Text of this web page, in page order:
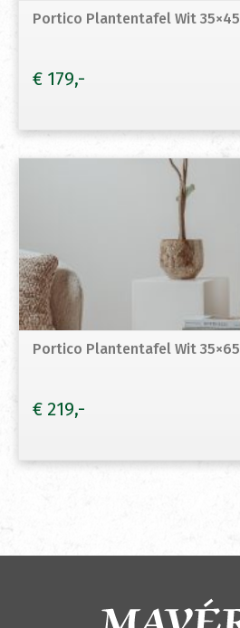
Portico Plantentafel Wit 35×45
€ 179
Portico Plantentafel Wit 35×65
€ 219